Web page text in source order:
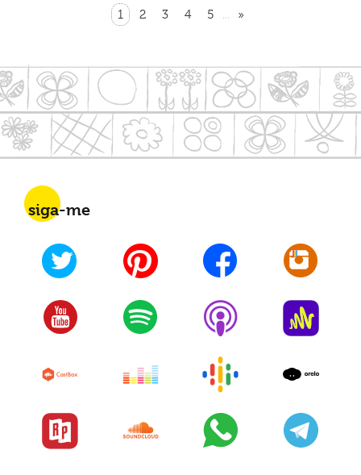
1 2 3 4 5 ... »
siga-me